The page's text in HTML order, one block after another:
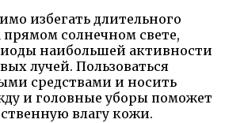
избегать длительного
солнечном свете,
наибольшей активности
лучей. Пользоваться
средствами и носить
и головные уборы поможет
влагу кожи.